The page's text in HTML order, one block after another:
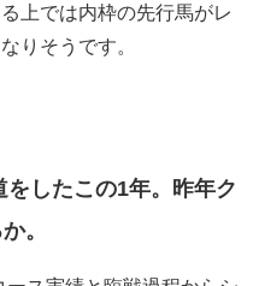
上では内枠の先行馬がレ
りそうです。
をしたこの1年。昨年ク
。